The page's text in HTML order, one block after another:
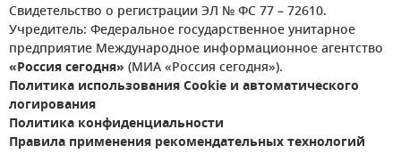
Свидетельство о регистрации ЭЛ № ФС 77 – 72610.
Учредитель: Федеральное государственное унитарное
предприятие Международное информационное агентство
«Россия сегодня» (МИА «Россия сегодня»).
Политика использования Cookie и автоматического
логирования
Политика конфиденциальности
Правила применения рекомендательных технологий